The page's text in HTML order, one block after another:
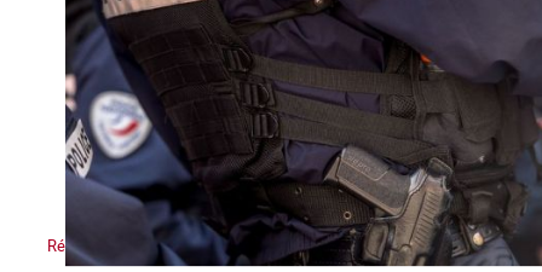
Répression, maître-mot de la macronie.